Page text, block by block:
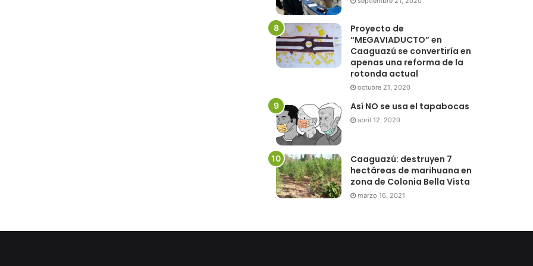
Proyecto de
“MEGAVIADUCTO” en
Caaguazú se convertiría en
apenas una reforma de la
rotonda actual
octubre 21, 2020
Así NO se usa el tapabocas
abril 12, 2020
Caaguazú: destruyen 7
hectáreas de marihuana en
zona de Colonia Bella Vista
marzo 16, 2021